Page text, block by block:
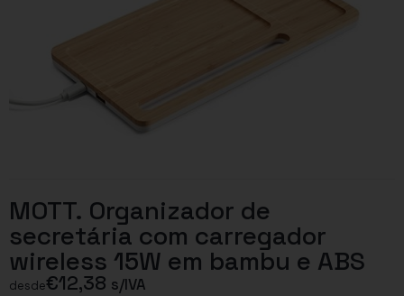
MOTT. Organizador de
secretária com carregador
wireless 15W em bambu e ABS
desde€12,38 s/IVA